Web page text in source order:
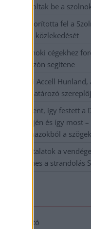
számoltak be a
borította fel a
közlekedését
a szolnoki cégekhez
dolgozón segítene
a tószegi Accell Hunland,
meghatározó
egyszer lent, így festett a
árvíz idején és így most –
ugyanazokból a
a tapasztalatok a
ingyenes a strandolás
tájékoztató